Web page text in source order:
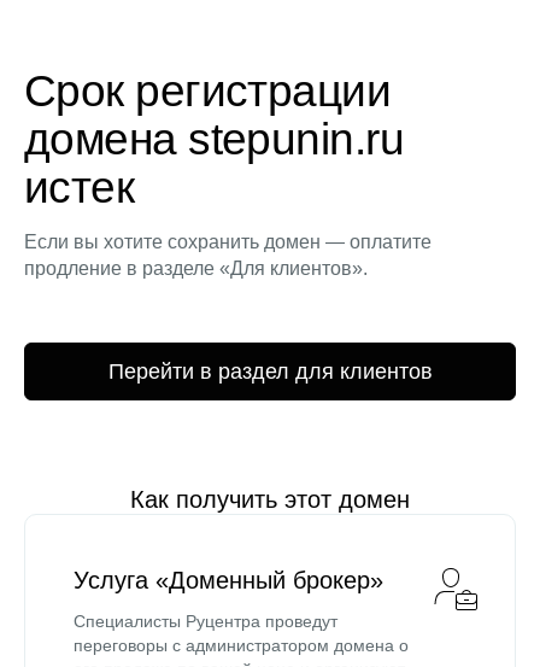
Срок регистрации
домена stepunin.ru
истек
Если вы хотите сохранить домен — оплатите
продление в разделе «Для клиентов».
Перейти в раздел для клиентов
Как получить этот домен
Услуга «Доменный брокер»
Специалисты Руцентра проведут
переговоры с администратором домена о